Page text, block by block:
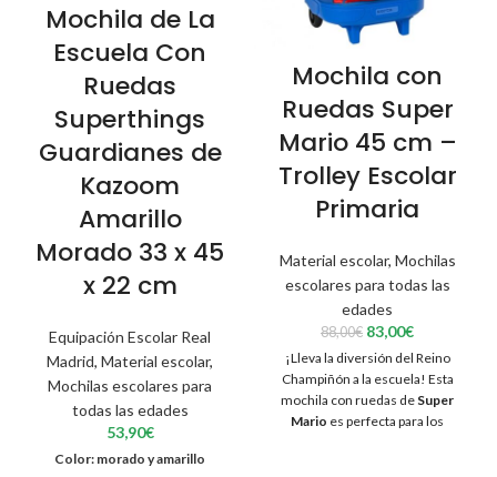
Mochila de La
Escuela Con
Ruedas
Superthings
Guardianes de
Kazoom
Amarillo
Morado 33 x 45
x 22 cm
Equipación Escolar Real
Madrid, Material escolar,
Mochilas escolares para
todas las edades
53,90€
Color: morado y amarillo
Mochila con
Ruedas Super
Mario 45 cm –
Trolley Escolar
Primaria
Material escolar, Mochilas
escolares para todas las
edades
88,00€ El
precio
original
era:
88,00€.
83,00€El
precio
es:
83,00€.
¡Lleva la diversión del Reino
Champiñón a la escuela! Esta
mochila con ruedas de Super
Mario es perfecta para los